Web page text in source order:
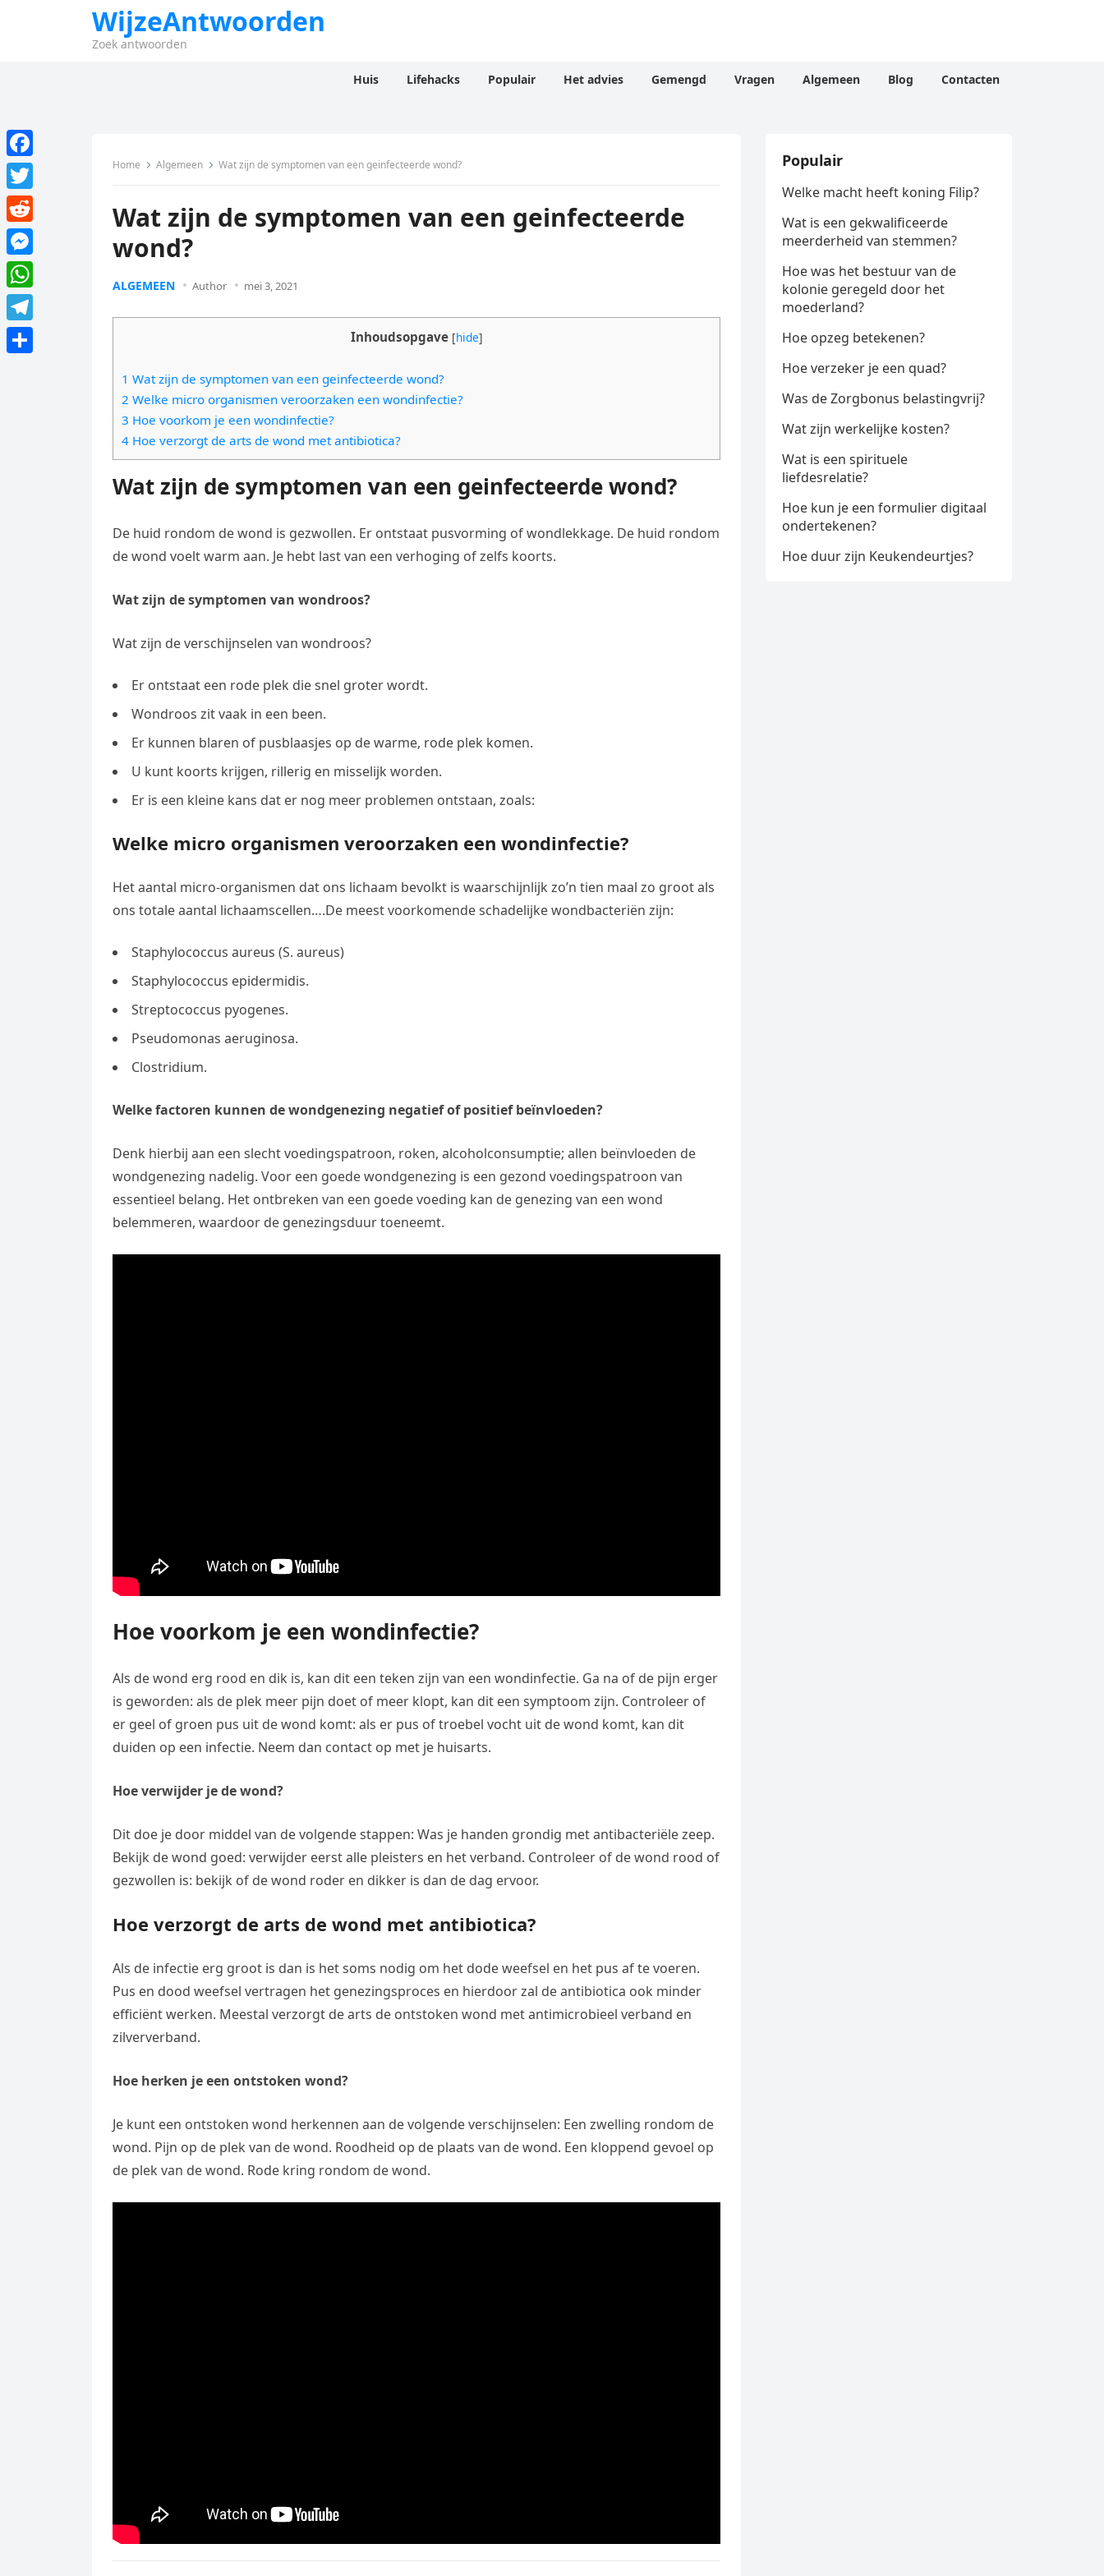
WijzeAntwoorden
Zoek antwoorden
Huis Lifehacks Populair Het advies Gemengd Vragen Algemeen Blog Contacten
Home Algemeen Wat zijn de symptomen van een geinfecteerde wond?
Wat zijn de symptomen van een geinfecteerde
wond?
ALGEMEEN Author mei 3, 2021
Inhoudsopgave [hide]
1 Wat zijn de symptomen van een geinfecteerde wond?
2 Welke micro organismen veroorzaken een wondinfectie?
3 Hoe voorkom je een wondinfectie?
4 Hoe verzorgt de arts de wond met antibiotica?
Wat zijn de symptomen van een geinfecteerde wond?
De huid rondom de wond is gezwollen. Er ontstaat pusvorming of wondlekkage. De huid rondom
de wond voelt warm aan. Je hebt last van een verhoging of zelfs koorts.
Wat zijn de symptomen van wondroos?
Wat zijn de verschijnselen van wondroos?
Er ontstaat een rode plek die snel groter wordt.
Wondroos zit vaak in een been.
Er kunnen blaren of pusblaasjes op de warme, rode plek komen.
U kunt koorts krijgen, rillerig en misselijk worden.
Er is een kleine kans dat er nog meer problemen ontstaan, zoals:
Welke micro organismen veroorzaken een wondinfectie?
Het aantal micro-organismen dat ons lichaam bevolkt is waarschijnlijk zo’n tien maal zo groot als
ons totale aantal lichaamscellen….De meest voorkomende schadelijke wondbacteriën zijn:
Staphylococcus aureus (S. aureus)
Staphylococcus epidermidis.
Streptococcus pyogenes.
Pseudomonas aeruginosa.
Clostridium.
Welke factoren kunnen de wondgenezing negatief of positief beïnvloeden?
Denk hierbij aan een slecht voedingspatroon, roken, alcoholconsumptie; allen beïnvloeden de
wondgenezing nadelig. Voor een goede wondgenezing is een gezond voedingspatroon van
essentieel belang. Het ontbreken van een goede voeding kan de genezing van een wond
belemmeren, waardoor de genezingsduur toeneemt.
Hoe voorkom je een wondinfectie?
Als de wond erg rood en dik is, kan dit een teken zijn van een wondinfectie. Ga na of de pijn erger
is geworden: als de plek meer pijn doet of meer klopt, kan dit een symptoom zijn. Controleer of
er geel of groen pus uit de wond komt: als er pus of troebel vocht uit de wond komt, kan dit
duiden op een infectie. Neem dan contact op met je huisarts.
Hoe verwijder je de wond?
Dit doe je door middel van de volgende stappen: Was je handen grondig met antibacteriële zeep.
Bekijk de wond goed: verwijder eerst alle pleisters en het verband. Controleer of de wond rood of
gezwollen is: bekijk of de wond roder en dikker is dan de dag ervoor.
Hoe verzorgt de arts de wond met antibiotica?
Als de infectie erg groot is dan is het soms nodig om het dode weefsel en het pus af te voeren.
Pus en dood weefsel vertragen het genezingsproces en hierdoor zal de antibiotica ook minder
efficiënt werken. Meestal verzorgt de arts de ontstoken wond met antimicrobieel verband en
zilververband.
Hoe herken je een ontstoken wond?
Je kunt een ontstoken wond herkennen aan de volgende verschijnselen: Een zwelling rondom de
wond. Pijn op de plek van de wond. Roodheid op de plaats van de wond. Een kloppend gevoel op
de plek van de wond. Rode kring rondom de wond.
Populair
Welke macht heeft koning Filip?
Wat is een gekwalificeerde
meerderheid van stemmen?
Hoe was het bestuur van de
kolonie geregeld door het
moederland?
Hoe opzeg betekenen?
Hoe verzeker je een quad?
Was de Zorgbonus belastingvrij?
Wat zijn werkelijke kosten?
Wat is een spirituele
liefdesrelatie?
Hoe kun je een formulier digitaal
ondertekenen?
Hoe duur zijn Keukendeurtjes?
F
a
c
e
b
o
o
k
T
w
i
t
t
e
R
e
d
d
M
e
s
s
W
h
a
T